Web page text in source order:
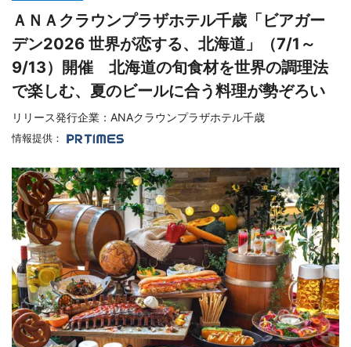
ＡＮＡクラウンプラザホテル千歳「ビアガー
デン2026 世界が恋する、北海道」（7/1～
9/13）開催 北海道の旬食材を世界の調理法
で楽しむ、夏のビールに合う料理が勢ぞろい
リリース発行企業：ANAクラウンプラザホテル千歳
情報提供：